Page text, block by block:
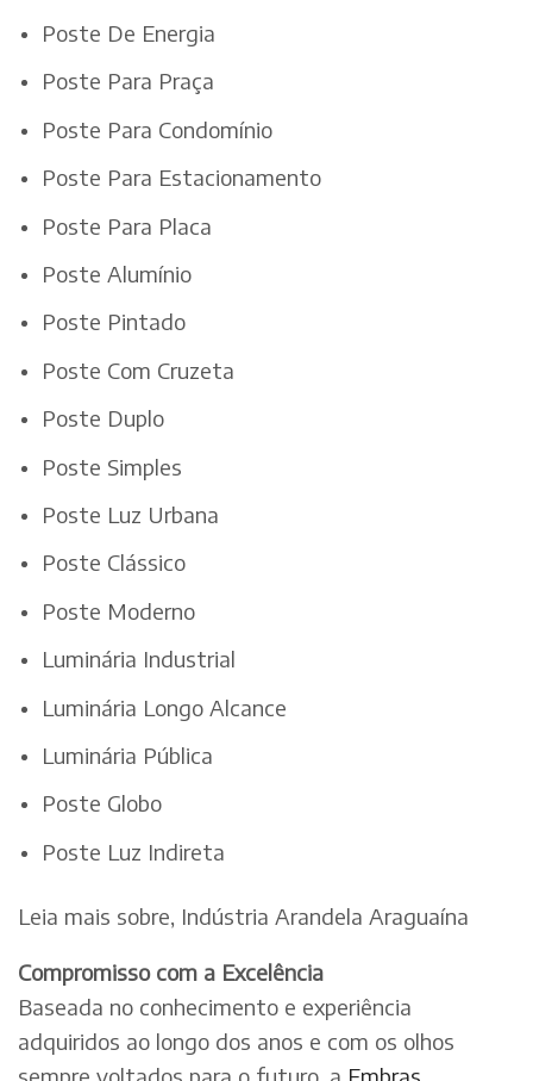
Poste De Energia
Poste Para Praça
Poste Para Condomínio
Poste Para Estacionamento
Poste Para Placa
Poste Alumínio
Poste Pintado
Poste Com Cruzeta
Poste Duplo
Poste Simples
Poste Luz Urbana
Poste Clássico
Poste Moderno
Luminária Industrial
Luminária Longo Alcance
Luminária Pública
Poste Globo
Poste Luz Indireta
Leia mais sobre, Indústria Arandela Araguaína
Compromisso com a Excelência
Baseada no conhecimento e experiência
adquiridos ao longo dos anos e com os olhos